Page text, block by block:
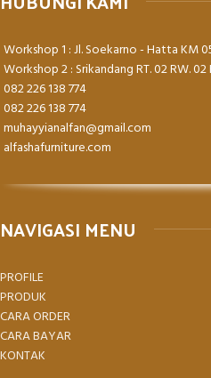
Workshop 1 : Jl. Soekarno - Hatta KM
Workshop 2 : Srikandang RT. 02 RW. 02
082 226 138 774
082 226 138 774
muhayyianalfan@gmail.com
alfashafurniture.com
NAVIGASI MENU
PROFILE
PRODUK
CARA ORDER
CARA BAYAR
KONTAK